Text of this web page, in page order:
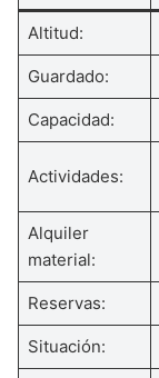
Altitud:
Guardado:
Capacidad:
Actividades:
Alquiler
material:
Reservas:
Situación: